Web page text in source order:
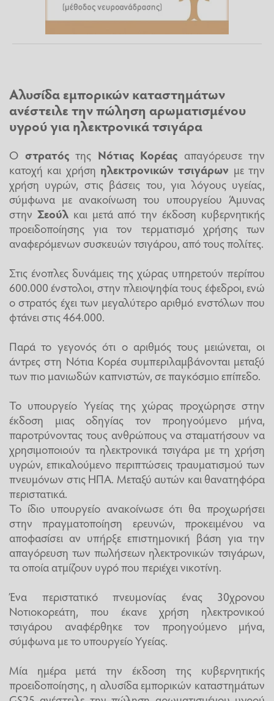
Αλυσίδα εμπορικών καταστημάτων
ανέστειλε την πώληση αρωματισμένου
υγρού για ηλεκτρονικά τσιγάρα
Ο στρατόςτης Νότιας Κορέας απαγόρευσε την
κατοχή και χρήση ηλεκτρονικών τσιγάρων με την
χρήση υγρών, στις βάσεις του, για λόγους υγείας,
σύμφωνα με ανακοίνωση του υπουργείου Άμυνας
στην Σεούλκαι μετά από την έκδοση κυβερνητικής
προειδοποίησης για τον τερματισμό χρήσης των
αναφερόμενων συσκευών τσιγάρου, από τους πολίτες.
Στις ένοπλες δυνάμεις της χώρας υπηρετούν περίπου
600.000 ένστολοι, στην πλειοψηφία τους έφεδροι, ενώ
ο στρατός έχει των μεγαλύτερο αριθμό ενστόλων που
φτάνει στις 464.000.
Παρά το γεγονός ότι ο αριθμός τους μειώνεται, οι
άντρες στη Νότια Κορέα συμπεριλαμβάνονται μεταξύ
των πιο μανιωδών καπνιστών, σε παγκόσμιο επίπεδο.
Το υπουργείο Υγείας της χώρας προχώρησε στην
έκδοση μιας οδηγίας τον προηγούμενο μήνα,
παροτρύνοντας τους ανθρώπους να σταματήσουν να
χρησιμοποιούν τα ηλεκτρονικά τσιγάρα με τη χρήση
υγρών, επικαλούμενο περιπτώσεις τραυματισμού των
πνευμόνων στις ΗΠΑ. Μεταξύ αυτών και θανατηφόρα
περιστατικά.
Το ίδιο υπουργείο ανακοίνωσε ότι θα προχωρήσει
στην πραγματοποίηση ερευνών, προκειμένου να
αποφασίσει αν υπήρξε επιστημονική βάση για την
απαγόρευση των πωλήσεων ηλεκτρονικών τσιγάρων,
τα οποία ατμίζουν υγρό που περιέχει νικοτίνη.
Ένα περιστατικό πνευμονίας ένας 30χρονου
Νοτιοκορεάτη, που έκανε χρήση ηλεκτρονικού
τσιγάρου αναφέρθηκε τον προηγούμενο μήνα,
σύμφωνα με το υπουργείο Υγείας.
Μία ημέρα μετά την έκδοση της κυβερνητικής
προειδοποίησης, η αλυσίδα εμπορικών καταστημάτων